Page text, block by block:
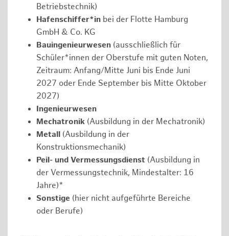
Betriebstechnik)
Hafenschiffer*in bei der Flotte Hamburg
GmbH & Co. KG
Bauingenieurwesen (ausschließlich für
Schüler*innen der Oberstufe mit guten Noten,
Zeitraum: Anfang/Mitte Juni bis Ende Juni
2027 oder Ende September bis Mitte Oktober
2027)
Ingenieurwesen
Mechatronik (Ausbildung in der Mechatronik)
Metall (Ausbildung in der
Konstruktionsmechanik)
Peil- und Vermessungsdienst (Ausbildung in
der Vermessungstechnik, Mindestalter: 16
Jahre)*
Sonstige (hier nicht aufgeführte Bereiche
oder Berufe)